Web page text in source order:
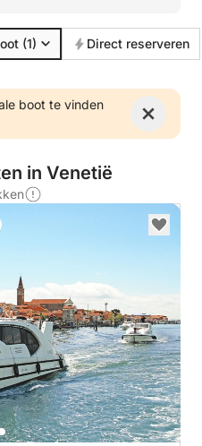
(1) Direct reserveren
boot te vinden
in Venetië